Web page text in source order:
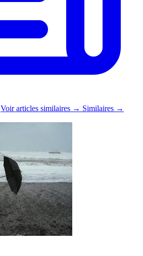
Voir articles similaires → Similaires →